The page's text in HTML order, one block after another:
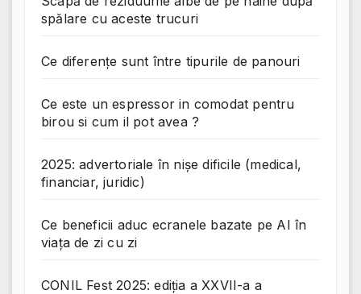
spălare cu aceste trucuri
Ce diferențe sunt între tipurile de panouri
Ce este un espressor in comodat pentru
birou si cum il pot avea ?
2025: advertoriale în nișe dificile (medical,
financiar, juridic)
Ce beneficii aduc ecranele bazate pe AI în
viața de zi cu zi
CONIL Fest 2025: ediția a XXVII-a a